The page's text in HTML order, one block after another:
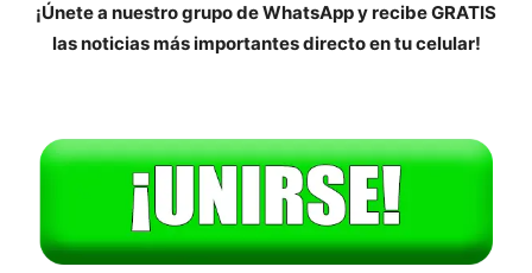
¡Únete a nuestro grupo de WhatsApp y recibe GRATIS
las noticias más importantes directo en tu celular!